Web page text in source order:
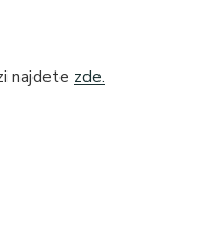
najdete zde.